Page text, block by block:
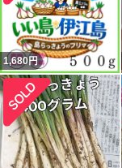
1,680円